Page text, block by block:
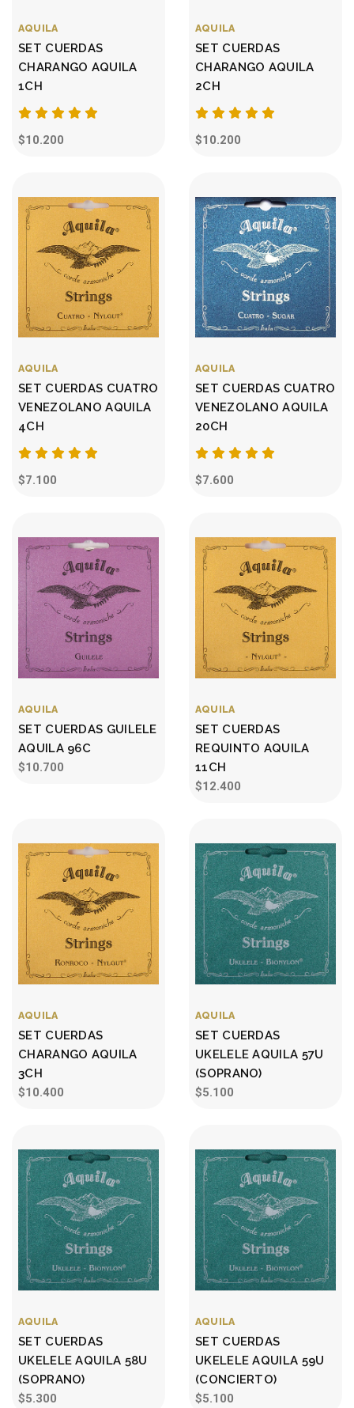
AQUILA
SET CUERDAS
CHARANGO AQUILA
1CH
$10.200
AQUILA
SET CUERDAS
CHARANGO AQUILA
2CH
$10.200
AQUILA
SET CUERDAS CUATRO
VENEZOLANO AQUILA
4CH
$7.100
AQUILA
SET CUERDAS CUATRO
VENEZOLANO AQUILA
20CH
$7.600
AQUILA
SET CUERDAS GUILELE
AQUILA 96C
$10.700
AQUILA
SET CUERDAS
REQUINTO AQUILA
11CH
$12.400
AQUILA
SET CUERDAS
CHARANGO AQUILA
3CH
$10.400
AQUILA
SET CUERDAS
UKELELE AQUILA 57U
(SOPRANO)
$5.100
AQUILA
SET CUERDAS
UKELELE AQUILA 58U
(SOPRANO)
$5.300
AQUILA
SET CUERDAS
UKELELE AQUILA 59U
(CONCIERTO)
$5.100